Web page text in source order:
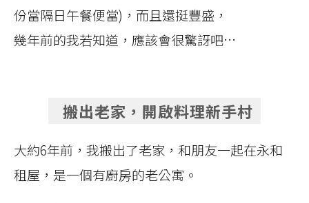
份當隔日午餐便當)，而且還挺豐盛，
幾年前的我若知道，應該會很驚訝吧…
搬出老家，開啟料理新手村
大約6年前，我搬出了老家，和朋友一起在永和
租屋，是一個有廚房的老公寓。